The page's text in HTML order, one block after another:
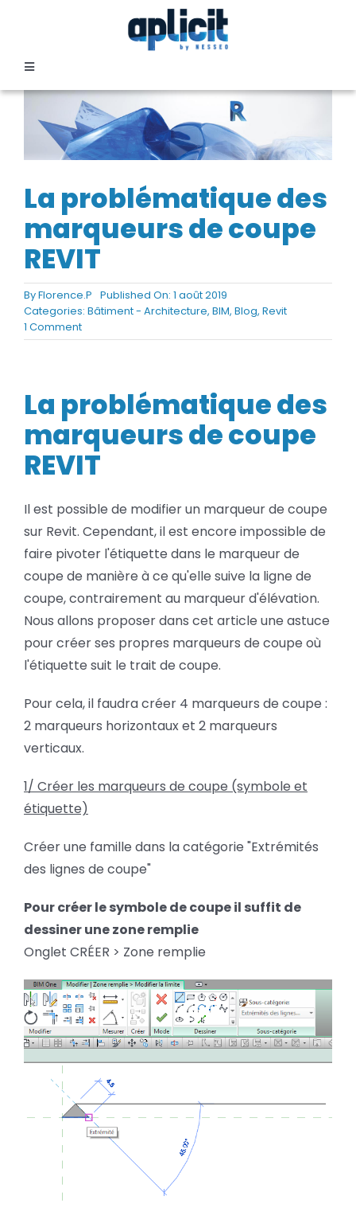
Toggle
Navigation
FORMATION
SERVICES
TEMOIGNAGES
EVENEMENTS
Rechercher:
La problématique des
marqueurs de coupe
REVIT
ByFlorence.P Published On: 1 août 2019
Categories: Bâtiment - Architecture, BIM, Blog, Revit
1 Commenton
La
de
REVIT
La problématique des
marqueurs de coupe
REVIT
Il est possible de modifier un marqueur de coupe
sur Revit. Cependant, il est encore impossible de
faire pivoter l'étiquette dans le marqueur de
coupe de manière à ce qu'elle suive la ligne de
coupe, contrairement au marqueur d'élévation.
Nous allons proposer dans cet article une astuce
pour créer ses propres marqueurs de coupe où
l'étiquette suit le trait de coupe.
Pour cela, il faudra créer 4 marqueurs de coupe :
2 marqueurs horizontaux et 2 marqueurs
verticaux.
1/ Créer les marqueurs de coupe (symbole et
étiquette)
Créer une famille dans la catégorie "Extrémités
des lignes de coupe"
Pour créer le symbole de coupe il suffit de
dessiner une zone remplie
Onglet CRÉER > Zone remplie